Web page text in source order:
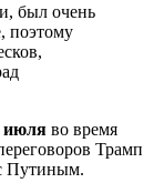
был очень
поэтому
июля во время
Трамп
Путиным.